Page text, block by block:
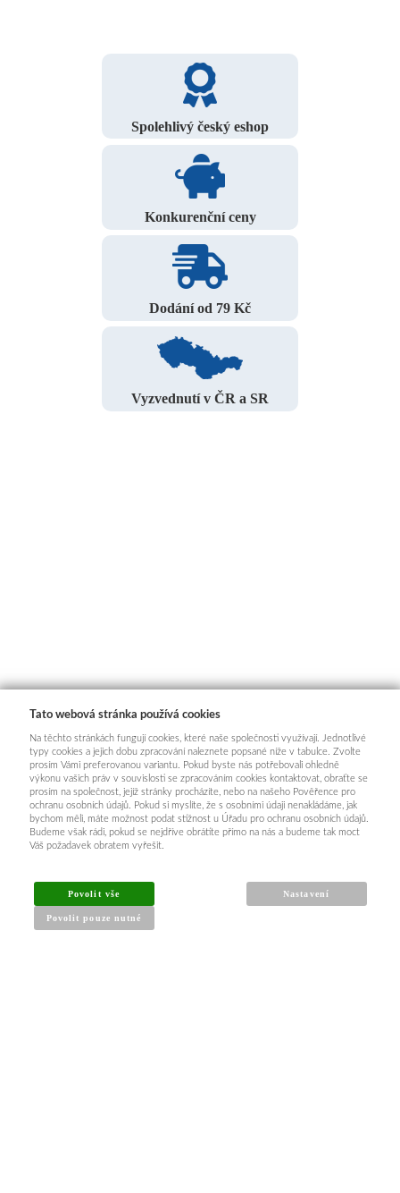
Spolehlivý český eshop
Konkurenční ceny
Dodání od 79 Kč
Vyzvednutí v ČR a SR
Tato webová stránka používá cookies
Na těchto stránkách fungují cookies, které naše společnosti využívají. Jednotlivé
typy cookies a jejich dobu zpracování naleznete popsané níže v tabulce. Zvolte
prosím Vámi preferovanou variantu. Pokud byste nás potřebovali ohledně
výkonu vašich práv v souvislosti se zpracováním cookies kontaktovat, obraťte se
prosím na společnost, jejíž stránky procházíte, nebo na našeho Pověřence pro
ochranu osobních údajů. Pokud si myslíte, že s osobními údaji nenakládáme, jak
bychom měli, máte možnost podat stížnost u Úřadu pro ochranu osobních údajů.
Budeme však rádi, pokud se nejdříve obrátíte přímo na nás a budeme tak moct
Váš požadavek obratem vyřešit.
Povolit vše
Povolit pouze nutné
Nastavení